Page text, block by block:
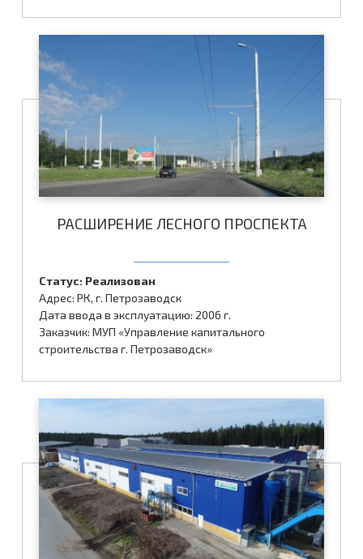
РАСШИРЕНИЕ ЛЕСНОГО ПРОСПЕКТА
Статус: Реализован
Адрес: РК, г. Петрозаводск
Дата ввода в эксплуатацию: 2006 г.
Заказчик: МУП «Управление капитального
строительства г. Петрозаводск»